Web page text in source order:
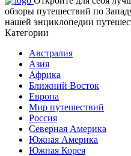
обзоры путешествий по
нашей энциклопедии
Категории
Австралия
Азия
Африка
Ближний Восток
Европа
Мир путешествий
Россия
Северная Америка
Южная Америка
Южная Корея